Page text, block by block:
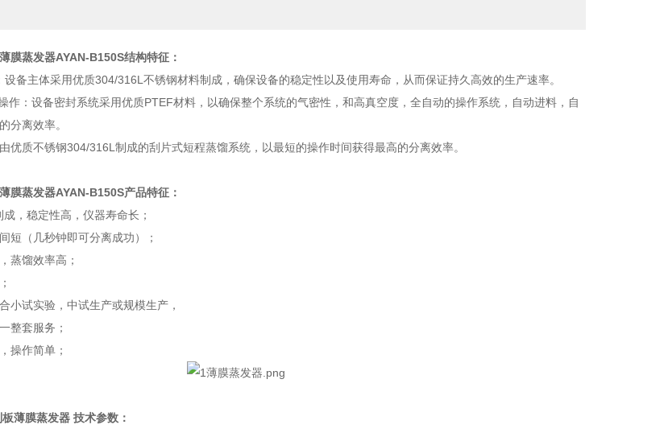
膜蒸发器AYAN-B150S结构特征：
备主体采用优质304/316L不锈钢材料制成，确保设备的稳定性以及使用寿命，从而保证持久高效的生产速率。
作：设备密封系统采用优质PTEF材料，以确保整个系统的气密性，和高真空度，全自动的操作系统，自动进料，自
分离效率。
优质不锈钢304/316L制成的刮片式短程蒸馏系统，以最短的操作时间获得最高的分离效率。
膜蒸发器AYAN-B150S产品特征：
，稳定性高，仪器寿命长；
短（几秒钟即可分离成功）；
蒸馏效率高；
小试实验，中试生产或规模生产，
整套服务；
操作简单；
薄膜蒸发器 技术参数：